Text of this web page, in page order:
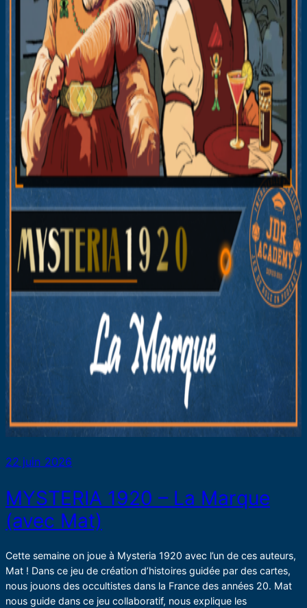
22 juin 2026
MYSTERIA 1920 – La Marque
(avec Mat)
Cette semaine on joue à Mysteria 1920 avec l’un de ces auteurs,
Mat ! Dans ce jeu de création d’histoires guidée par des cartes,
nous jouons des occultistes dans la France des années 20. Mat
nous guide dans ce jeu collaboratif, nous explique les